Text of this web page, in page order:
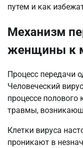
Механизм
женщины к
Процесс передачи
Человеческий
процессе полового
травмы,
Клетки вируса
проникают в